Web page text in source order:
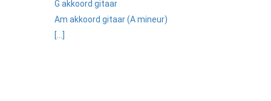
G akkoord gitaar
Am akkoord gitaar (A mineur)
[...]